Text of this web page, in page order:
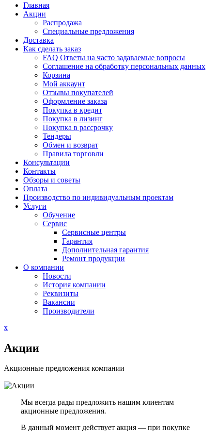
Главная
Акции
Распродажа
Специальные предложения
Доставка
Как сделать заказ
FAQ Ответы на часто задаваемые вопросы
Соглашение на обработку персональных данных
Корзина
Мой аккаунт
Отзывы покупателей
Оформление заказа
Покупка в кредит
Покупка в лизинг
Покупка в рассрочку
Тендеры
Обмен и возврат
Правила торговли
Консультации
Контакты
Обзоры и советы
Оплата
Производство по индивидуальным проектам
Услуги
Обучение
Сервис
Сервисные центры
Гарантия
Дополнительная гарантия
Ремонт продукции
О компании
Новости
История компании
Реквизиты
Вакансии
Производители
xClose
Акции
Акционные предложения компании
Мы всегда рады предложить нашим клиентам
акционные предложения.
В данный момент действует акция — при покупке